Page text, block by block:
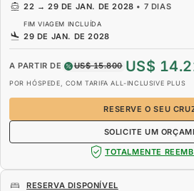
22 → 29 DE JAN. DE 2028 • 7 DIAS
FIM VIAGEM INCLUÍDA
29 DE JAN. DE 2028
A PARTIR DE US$ 15.800 US$
POR HÓSPEDE, COM TARIFA ALL-INCLUSIVE PLUS
RESERVE O SEU
SOLICITE UM
TOTALMENTE
RESERVA DISPONÍVEL